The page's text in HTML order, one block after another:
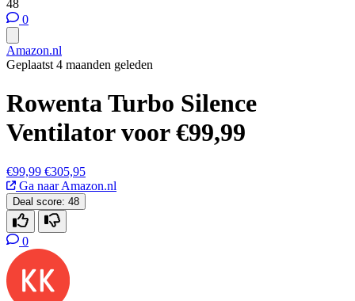
48
0
Amazon.nl
Geplaatst 4 maanden geleden
Rowenta Turbo Silence
Ventilator voor €99,99
€99,99 €305,95
Ga naar Amazon.nl
Deal score: 48
0